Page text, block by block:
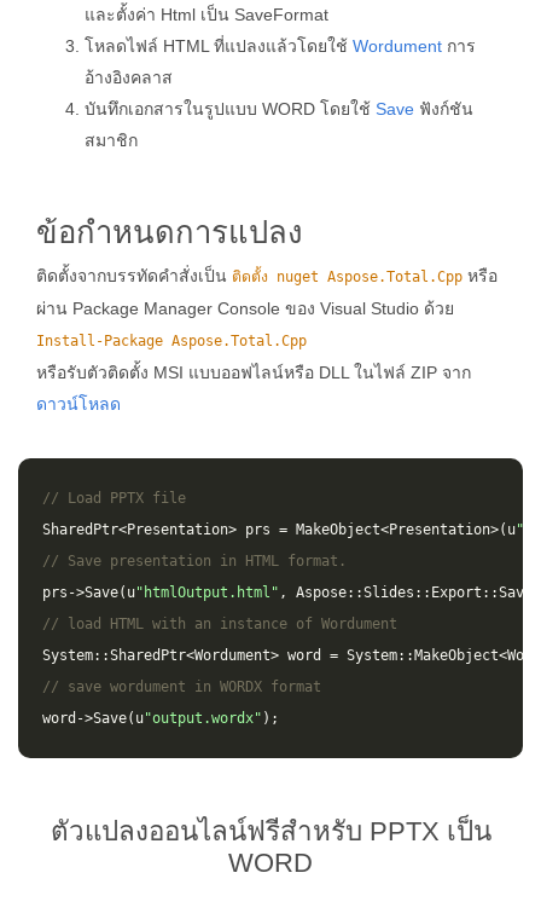
และตั้งค่า Html เป็น SaveFormat
โหลดไฟล์ HTML ที่แปลงแล้วโดยใช้ Wordument การ
อ้างอิงคลาส
บันทึกเอกสารในรูปแบบ WORD โดยใช้ Save ฟังก์ชัน
สมาชิก
ข้อกำหนดการแปลง
ติดตั้งจากบรรทัดคำสั่งเป็น ติดตั้ง nuget Aspose.Total.Cpp หรือ
ผ่าน Package Manager Console ของ Visual Studio ด้วย
Install-Package Aspose.Total.Cpp
หรือรับตัวติดตั้ง MSI แบบออฟไลน์หรือ DLL ในไฟล์ ZIP จาก
ดาวน์โหลด
// Load PPTX file
SharedPtr<Presentation> prs = MakeObject<Presentation>( u
// Save presentation in HTML format.
prs ->Save( u"htmlOutput.html" , Aspose::Slides :: Export ::
// load HTML with an instance of Wordument
System::SharedPtr<Wordument> word = System:: MakeObject<
// save wordument in WORDX format
word ->Save( u"output.wordx" );
ตัวแปลงออนไลน์ฟรีสำหรับ PPTX เป็น
WORD